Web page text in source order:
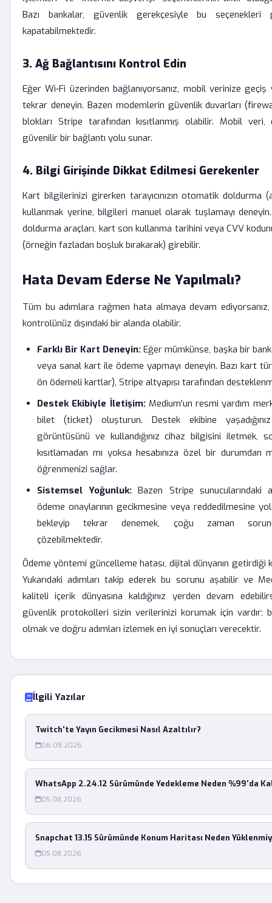
Bazı bankalar, güvenlik gerekçesiyle bu seçenekleri
kapatabilmektedir.
3. Ağ Bağlantısını Kontrol Edin
Eğer Wi-Fi üzerinden bağlanıyorsanız, mobil verinize geçiş
tekrar deneyin. Bazen modemlerin güvenlik duvarları
blokları Stripe tarafından kısıtlanmış olabilir. Mobil
güvenilir bir bağlantı yolu sunar.
4. Bilgi Girişinde Dikkat Edilmesi Gerekenler
Kart bilgilerinizi girerken tarayıcınızın otomatik doldurma
kullanmak yerine, bilgileri manuel olarak tuşlamayı
doldurma araçları, kart son kullanma tarihini veya CVV
(örneğin fazladan boşluk bırakarak) girebilir.
Hata Devam Ederse Ne Yapılmalı?
Tüm bu adımlara rağmen hata almaya devam
kontrolünüz dışındaki bir alanda olabilir.
Farklı Bir Kart Deneyin: Eğer mümkünse, başka bir
veya sanal kart ile ödeme yapmayı deneyin. Bazı kart
ön ödemeli kartlar), Stripe altyapısı tarafından
Destek Ekibiyle İletişim:Medium'un resmi yardım
bilet (ticket) oluşturun. Destek ekibine
görüntüsünü ve kullandığınız cihaz bilgisini iletmek,
kısıtlamadan mı yoksa hesabınıza özel bir durumdan
öğrenmenizi sağlar.
Sistemsel Yoğunluk: Bazen Stripe sunucularındaki
ödeme onaylarının gecikmesine veya reddedilmesine
bekleyip tekrar denemek, çoğu zaman
çözebilmektedir.
Ödeme yöntemi güncelleme hatası, dijital dünyanın getirdiği
Yukarıdaki adımları takip ederek bu sorunu aşabilir ve
kaliteli içerik dünyasına kaldığınız yerden devam
güvenlik protokolleri sizin verilerinizi korumak için vardır;
olmak ve doğru adımları izlemek en iyi sonuçları verecektir.
İlgili Yazılar
Twitch'te Yayın Gecikmesi Nasıl Azaltılır?
06.08.2026
WhatsApp 2.24.12 Sürümünde Yedekleme Neden %99'da
05.08.2026
Snapchat 13.15 Sürümünde Konum Haritası Neden
05.08.2026